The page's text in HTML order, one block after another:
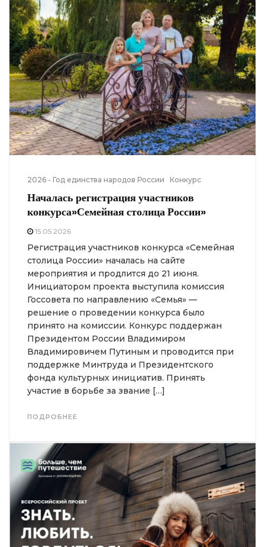
2026 - Год единства народов России Конкурс
Началась регистрация участников
конкурса»Семейная столица России»
15.05.2026
Регистрация участников конкурса «Семейная
столица России» началась на сайте
мероприятия и продлится до 21 июня.
Инициатором проекта выступила комиссия
Госсовета по направлению «Семья» —
решение о проведении конкурса было
принято на комиссии. Конкурс поддержан
Президентом России Владимиром
Владимировичем Путиным и проводится при
поддержке Минтруда и Президентского
фонда культурных инициатив. Принять
участие в борьбе за звание […]
ПОДРОБНЕЕ